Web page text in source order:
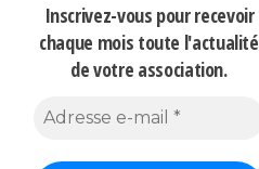
Inscrivez-vous pour recevoir
chaque mois toute l'actualité
de votre association.